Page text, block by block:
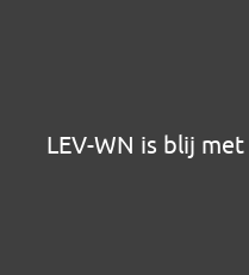
LEV-WN is blij